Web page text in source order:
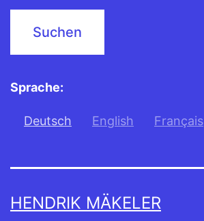
Sprache:
Deutsch English Français
HENDRIK MÄKELER